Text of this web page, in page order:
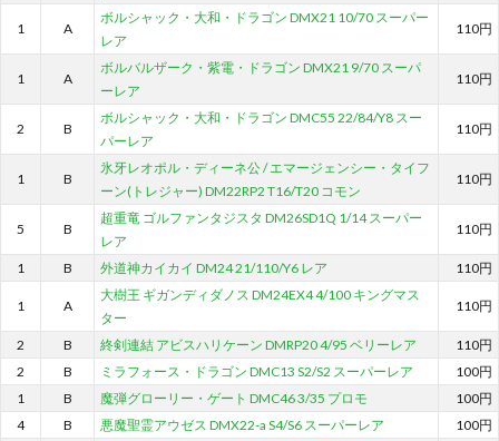
1 A
ボルシャック・大和・ドラゴン DMX21 10/70 スーパー
レア
110円
1 A
ボルバルザーク・紫電・ドラゴン DMX21 9/70 スーパ
ーレア
110円
2 B
ボルシャック・大和・ドラゴン DMC55 22/84/Y8 スー
パーレア
110円
1 B
氷牙レオポル・ディーネ公 / エマージェンシー・タイフ
ーン(トレジャー) DM22RP2 T16/T20 コモン
110円
5 B
超重竜 ゴルファンタジスタ DM26SD1Q 1/14 スーパー
レア
110円
1 B 外道神カイカイ DM24 21/110/Y6 レア 110円
1 A
大樹王 ギガンディダノス DM24EX4 4/100 キングマス
ター
110円
2 B 終剣連結 アビスハリケーン DMRP20 4/95 ベリーレア
110円
2
B ミラフォース・ドラゴン DMC13 S2/S2 スーパーレア
100円
1
B 魔弾グローリー・ゲート DMC46 3/35 プロモ
100円
4
B 悪魔聖霊アウゼス DMX22-a S4/S6 スーパーレア 100円